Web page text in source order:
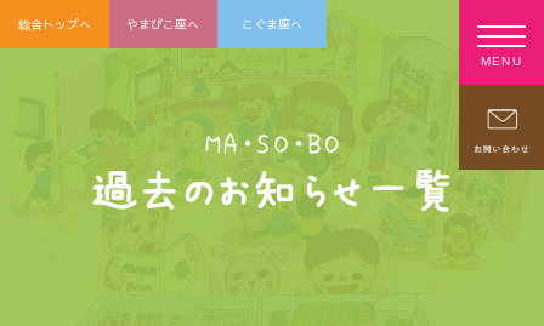
MENU
総合トップへ やまびこ座へ こぐま座へ